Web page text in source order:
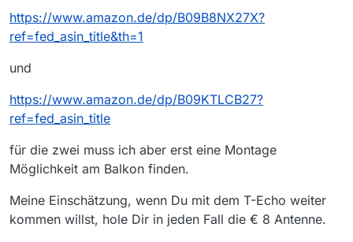
https://www.amazon.de/dp/B09B8NX27X?
ref=fed_asin_title&th=1
und
https://www.amazon.de/dp/B09KTLCB27?
ref=fed_asin_title
für die zwei muss ich aber erst eine Montage
Möglichkeit am Balkon finden.
Meine Einschätzung, wenn Du mit dem T-Echo weiter
kommen willst, hole Dir in jeden Fall die € 8 Antenne.